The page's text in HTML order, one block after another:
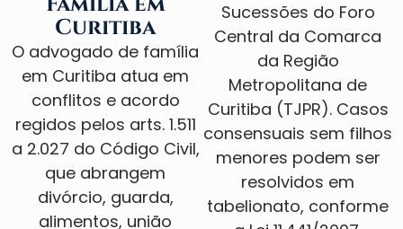
Curitiba
O advogado de família
em Curitiba atua em
conflitos e acordo
regidos pelos arts. 1.511
a 2.027 do Código Civil,
que abrangem
divórcio, guarda,
alimentos, união
Sucessões do Foro
Central da Comarca
da Região
Metropolitana de
Curitiba (TJPR). Casos
consensuais sem filhos
menores podem ser
resolvidos em
tabelionato, conforme